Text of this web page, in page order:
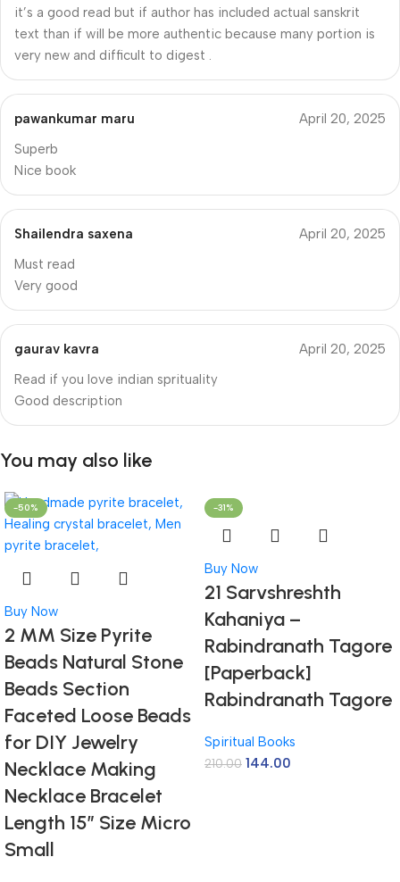
it’s a good read but if author has included actual sanskrit
text than if will be more authentic because many portion is
very new and difficult to digest .
pawankumar maru
April 20, 2025
Superb
Nice book
Shailendra saxena
April 20, 2025
Must read
Very good
gaurav kavra
April 20, 2025
Read if you love indian sprituality
Good description
You may also like
-50%
Buy Now
2 MM Size Pyrite
Beads Natural Stone
Beads Section
Faceted Loose Beads
for DIY Jewelry
Necklace Making
Necklace Bracelet
Length 15″ Size Micro
Small
-31%
Buy Now
21 Sarvshreshth
Kahaniya –
Rabindranath Tagore
[Paperback]
Rabindranath Tagore
Spiritual Books
210.00 144.00